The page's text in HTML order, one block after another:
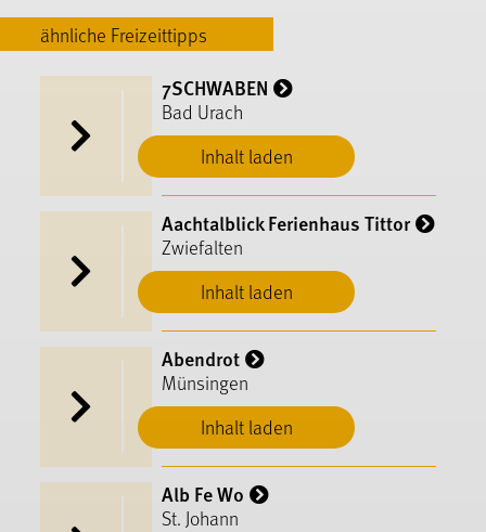
ähnliche Freizeittipps
Inhalt laden
7SCHWABEN
Bad Urach
Inhalt laden
Aachtalblick Ferienhaus Tittor
Zwiefalten
Inhalt laden
Abendrot
Münsingen
Alb Fe Wo
St. Johann